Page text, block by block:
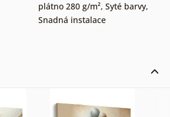
plátno 280 g/m², Syté barvy,
Snadná instalace